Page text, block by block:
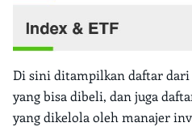
Di sini ditampilkan daftar dari
yang bisa dibeli, dan juga
yang dikelola oleh manajer